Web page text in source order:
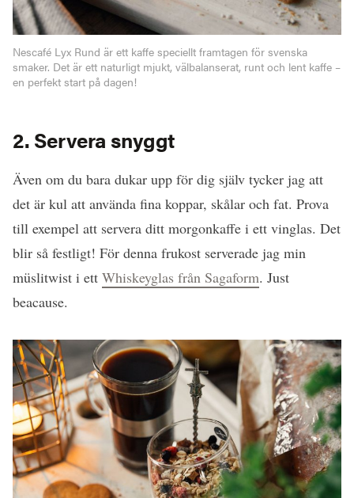
Nescafé Lyx Rund är ett kaffe speciellt framtagen för svenska
smaker. Det är ett naturligt mjukt, välbalanserat, runt och lent kaffe –
en perfekt start på dagen!
2. Servera snyggt
Även om du bara dukar upp för dig själv tycker jag att
det är kul att använda fina koppar, skålar och fat. Prova
till exempel att servera ditt morgonkaffe i ett vinglas. Det
blir så festligt! För denna frukost serverade jag min
müslitwist i ett Whiskeyglas från Sagaform. Just
beacause.